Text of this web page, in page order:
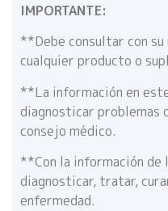
IMPORTANTE:
**Debe consultar con
cualquier producto o
**La información en
diagnosticar problemas
consejo médico.
**Con la información de
diagnosticar, tratar,
enfermedad.